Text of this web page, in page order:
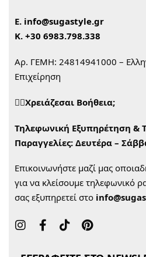
Ε. info@sugastyle.gr
Κ. +30 6983.798.338
Αρ. ΓΕΜΗ: 24814941000 –
Επιχείρηση
🙋‍♀️Χρειάζεσαι Βοήθεια;
Τηλεφωνική Εξυπηρέτηση &
Παραγγελίες: Δευτέρα –
Επικοινωνήστε μαζί μας
για να κλείσουμε τηλεφωνικό
σας εξυπηρετεί στο